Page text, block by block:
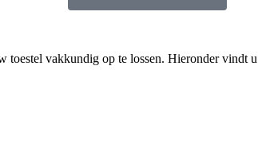
vakkundig op te lossen. Hieronder vindt